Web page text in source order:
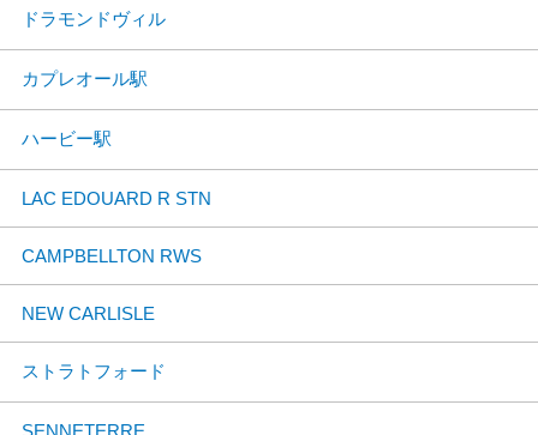
ドラモンドヴィル
カプレオール駅
ハービー駅
LAC EDOUARD R STN
CAMPBELLTON RWS
NEW CARLISLE
ストラトフォード
SENNETERRE